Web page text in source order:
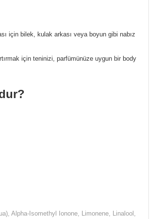
için bilek, kulak arkası veya boyun gibi nabız
için teninizi, parfümünüze uygun bir body
Alpha-Isomethyl Ionone, Limonene, Linalool,